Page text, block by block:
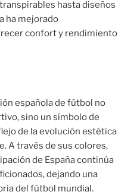
hasta diseños
ha mejorado
confort y rendimiento
española de fútbol no
sino un símbolo de
de la evolución estética
A través de sus colores,
de España continúa
dejando una
del fútbol mundial.